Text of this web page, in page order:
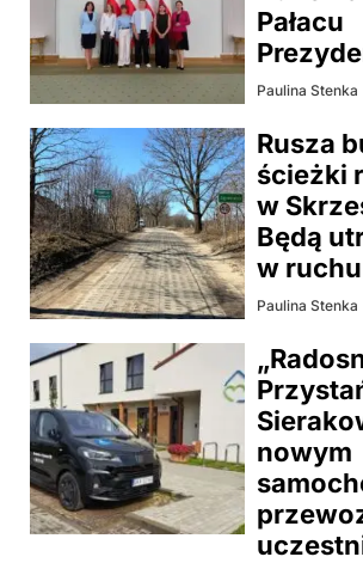
Pałacu
Paulina Stenka
Rusza
ścieżki
w
Będą
w ruchu
Paulina Stenka
nowym